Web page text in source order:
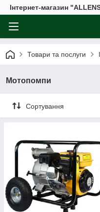
Інтернет-магазин
Товари та послуги
Мотопомпи
Сортування